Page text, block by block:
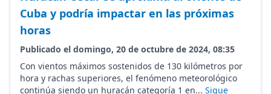
Cuba y podría impactar en las próximas
horas
Publicado el domingo, 20 de octubre de 2024, 08:35
Con vientos máximos sostenidos de 130 kilómetros por
hora y rachas superiores, el fenómeno meteorológico
continúa siendo un huracán categoría 1 en... Sigue